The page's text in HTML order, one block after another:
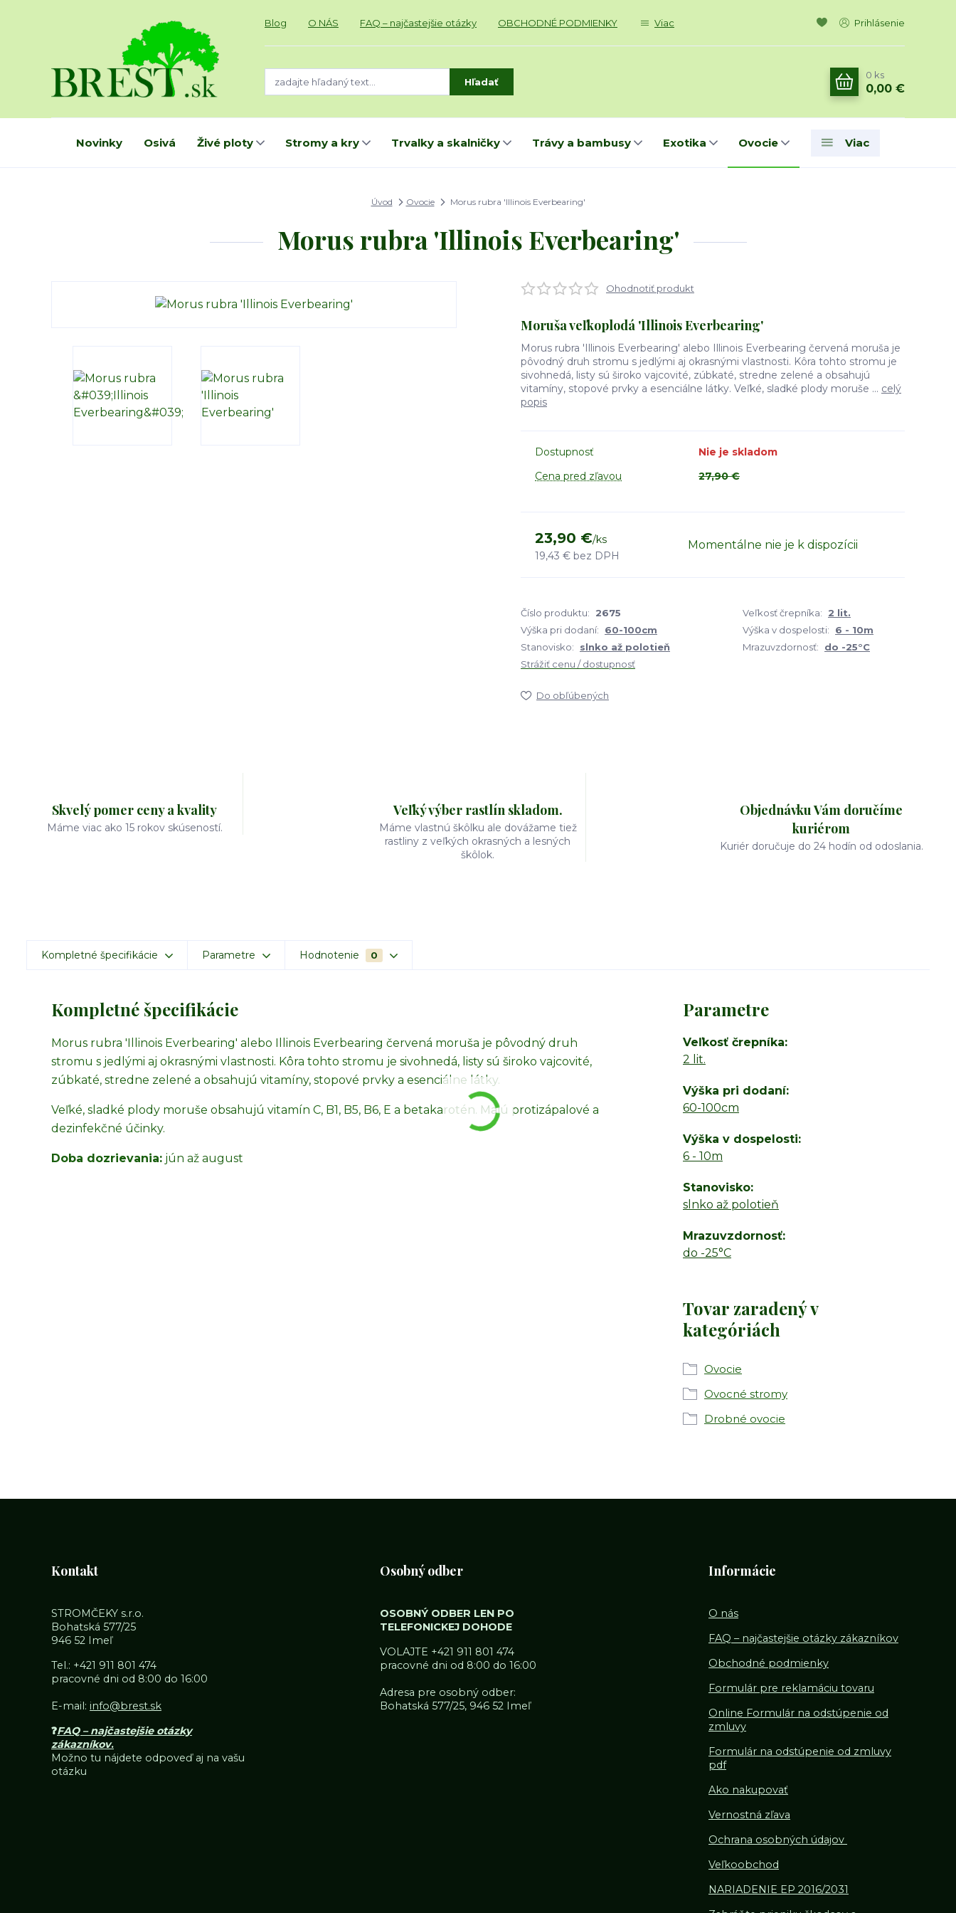
Blog O NÁS FAQ – najčastejšie otázky OBCHODNÉ PODMIENKY Viac Prihlásenie
Hľadať
0 ks
0,00 €
Novinky Osivá Živé ploty Stromy a kry Trvalky a skalničky Trávy a bambusy Exotika Ovocie Viac
Úvod Ovocie Morus rubra 'Illinois Everbearing'
Morus rubra 'Illinois Everbearing'
Ohodnotiť produkt
Moruša veľkoplodá 'Illinois Everbearing'
Morus rubra 'Illinois Everbearing' alebo Illinois Everbearing červená moruša je
pôvodný druh stromu s jedlými aj okrasnými vlastnosti. Kôra tohto stromu je
sivohnedá, listy sú široko vajcovité, zúbkaté, stredne zelené a obsahujú
vitamíny, stopové prvky a esenciálne látky. Veľké, sladké plody moruše ... celý
popis
Dostupnosť
Nie je skladom
Cena pred zľavou
27,90 €
23,90 €/ks
19,43 € bez DPH
Momentálne nie je k dispozícii
Číslo produktu: 2675 Veľkosť črepníka:
2 lit.
Výška pri dodaní:
60-100cm Výška v dospelosti:
6 - 10m
Stanovisko:
slnko až polotieň Mrazuvzdornosť:
do -25°C
Strážiť cenu / dostupnosť
Do obľúbených
Skvelý pomer ceny a kvality
Máme viac ako 15 rokov skúseností.
Veľký výber rastlín skladom.
Máme vlastnú škôlku ale dovážame tiež
rastliny z veľkých okrasných a lesných
škôlok.
Objednávku Vám doručíme
kuriérom
Kuriér doručuje do 24 hodín od odoslania.
Kompletné špecifikácie Parametre Hodnotenie 0
Kompletné špecifikácie
Morus rubra 'Illinois Everbearing' alebo Illinois Everbearing červená moruša je pôvodný druh
stromu s jedlými aj okrasnými vlastnosti. Kôra tohto stromu je sivohnedá, listy sú široko vajcovité,
zúbkaté, stredne zelené a obsahujú vitamíny, stopové prvky a esenciálne látky.
Veľké, sladké plody moruše obsahujú vitamín C, B1, B5, B6, E a betakarotén. Majú protizápalové a
dezinfekčné účinky.
Doba dozrievania: jún až august
Parametre
Veľkosť črepníka
2 lit.
Výška pri dodaní
60-100cm
Výška v dospelosti
6 - 10m
Stanovisko
slnko až polotieň
Mrazuvzdornosť
do -25°C
Tovar zaradený v
kategóriách
Ovocie
Ovocné stromy
Drobné ovocie
Kontakt
STROMČEKY s.r.o.
Bohatská 577/25
946 52 Imeľ
Tel.: +421 911 801 474
pracovné dni od 8:00 do 16:00
E-mail: info@brest.sk
❓FAQ – najčastejšie otázky
zákazníkov.
Možno tu nájdete odpoveď aj na vašu
otázku
Osobný odber
OSOBNÝ ODBER LEN PO
TELEFONICKEJ DOHODE
VOLAJTE +421 911 801 474
pracovné dni od 8:00 do 16:00
Adresa pre osobný odber:
Bohatská 577/25, 946 52 Imeľ
Informácie
O nás
FAQ – najčastejšie otázky zákazníkov
Obchodné podmienky
Formulár pre reklamáciu tovaru
Online Formulár na odstúpenie od
zmluvy
Formulár na odstúpenie od zmluvy
pdf
Ako nakupovať
Vernostná zľava
Ochrana osobných údajov
Veľkoobchod
NARIADENIE EP 2016/2031